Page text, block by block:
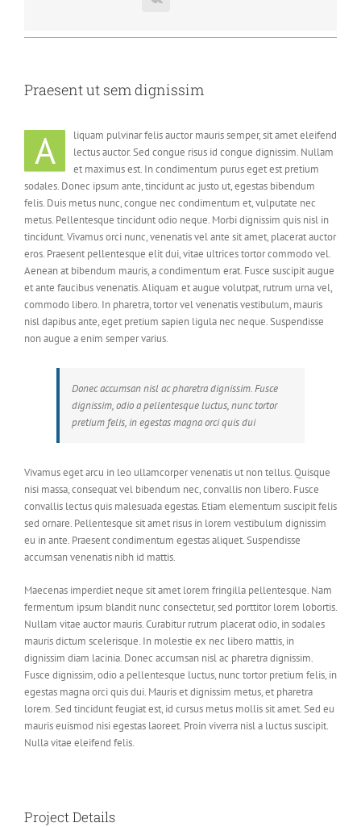
Praesent ut sem dignissim
A
liquam pulvinar felis auctor mauris semper, sit amet eleifend
lectus auctor. Sed congue risus id congue dignissim. Nullam
et maximus est. In condimentum purus eget est pretium
sodales. Donec ipsum ante, tincidunt ac justo ut, egestas bibendum
felis. Duis metus nunc, congue nec condimentum et, vulputate nec
metus. Pellentesque tincidunt odio neque. Morbi dignissim quis nisl in
tincidunt. Vivamus orci nunc, venenatis vel ante sit amet, placerat auctor
eros. Praesent pellentesque elit dui, vitae ultrices tortor commodo vel.
Aenean at bibendum mauris, a condimentum erat. Fusce suscipit augue
et ante faucibus venenatis. Aliquam et augue volutpat, rutrum urna vel,
commodo libero. In pharetra, tortor vel venenatis vestibulum, mauris
nisl dapibus ante, eget pretium sapien ligula nec neque. Suspendisse
non augue a enim semper varius.
Donec accumsan nisl ac pharetra dignissim. Fusce
dignissim, odio a pellentesque luctus, nunc tortor
pretium felis, in egestas magna orci quis dui
Vivamus eget arcu in leo ullamcorper venenatis ut non tellus. Quisque
nisi massa, consequat vel bibendum nec, convallis non libero. Fusce
convallis lectus quis malesuada egestas. Etiam elementum suscipit felis
sed ornare. Pellentesque sit amet risus in lorem vestibulum dignissim
eu in ante. Praesent condimentum egestas aliquet. Suspendisse
accumsan venenatis nibh id mattis.
Maecenas imperdiet neque sit amet lorem fringilla pellentesque. Nam
fermentum ipsum blandit nunc consectetur, sed porttitor lorem lobortis.
Nullam vitae auctor mauris. Curabitur rutrum placerat odio, in sodales
mauris dictum scelerisque. In molestie ex nec libero mattis, in
dignissim diam lacinia. Donec accumsan nisl ac pharetra dignissim.
Fusce dignissim, odio a pellentesque luctus, nunc tortor pretium felis, in
egestas magna orci quis dui. Mauris et dignissim metus, et pharetra
lorem. Sed tincidunt feugiat est, id cursus metus mollis sit amet. Sed eu
mauris euismod nisi egestas laoreet. Proin viverra nisl a luctus suscipit.
Nulla vitae eleifend felis.
Project Details